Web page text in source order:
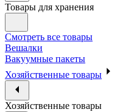
Товары для хранения
Смотреть все товары
Вешалки
Вакуумные пакеты
Хозяйственные товары
Хозяйственные товары